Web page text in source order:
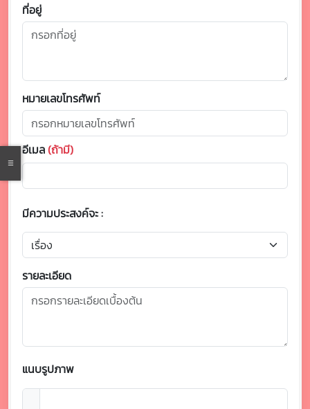
ที่อยู่
หมายเลขโทรศัพท์
อีเมล(ถ้ามี)
มีความประสงค์จะ :
รายละเอียด
แนบรูปภาพ